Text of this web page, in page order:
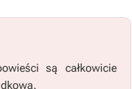
są całkowicie